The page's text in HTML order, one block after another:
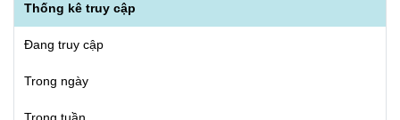
Thống kê truy cập
Đang truy cập
Trong ngày